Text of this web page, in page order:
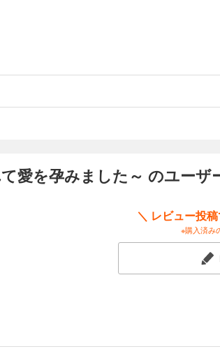
愛を孕みました～ のユーザ
＼ レビュー投
※購入済み